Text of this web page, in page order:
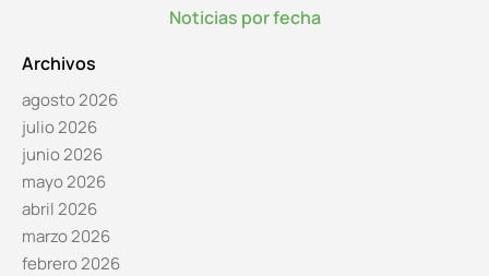
Noticias por fecha
Archivos
agosto 2026
julio 2026
junio 2026
mayo 2026
abril 2026
marzo 2026
febrero 2026